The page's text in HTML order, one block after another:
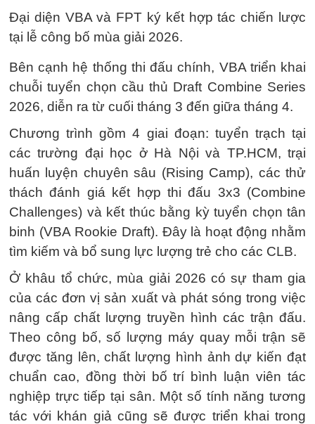
Đại diện VBA và FPT ký kết hợp tác chiến lược
tại lễ công bố mùa giải 2026.
Bên cạnh hệ thống thi đấu chính, VBA triển khai
chuỗi tuyển chọn cầu thủ Draft Combine Series
2026, diễn ra từ cuối tháng 3 đến giữa tháng 4.
Chương trình gồm 4 giai đoạn: tuyển trạch tại
các trường đại học ở Hà Nội và TP.HCM, trại
huấn luyện chuyên sâu (Rising Camp), các thử
thách đánh giá kết hợp thi đấu 3x3 (Combine
Challenges) và kết thúc bằng kỳ tuyển chọn tân
binh (VBA Rookie Draft). Đây là hoạt động nhằm
tìm kiếm và bổ sung lực lượng trẻ cho các CLB.
Ở khâu tổ chức, mùa giải 2026 có sự tham gia
của các đơn vị sản xuất và phát sóng trong việc
nâng cấp chất lượng truyền hình các trận đấu.
Theo công bố, số lượng máy quay mỗi trận sẽ
được tăng lên, chất lượng hình ảnh dự kiến đạt
chuẩn cao, đồng thời bố trí bình luận viên tác
nghiệp trực tiếp tại sân. Một số tính năng tương
tác với khán giả cũng sẽ được triển khai trong